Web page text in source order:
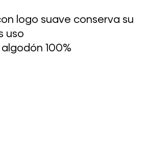
logo suave conserva su
uso
100%